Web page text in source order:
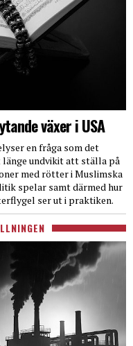
växer i USA
en fråga som det
undvikit att ställa på
med rötter i Muslimska
spelar samt därmed hur
ser ut i praktiken.